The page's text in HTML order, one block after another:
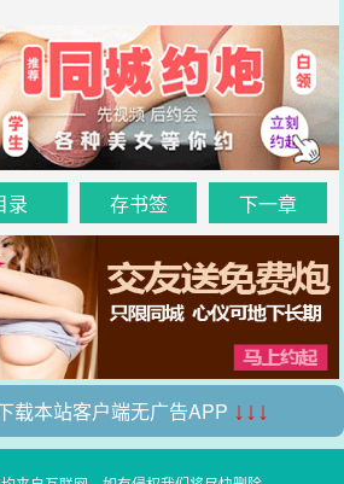
录 存书签 下一章
载本站客户端无广告APP ↓↓↓